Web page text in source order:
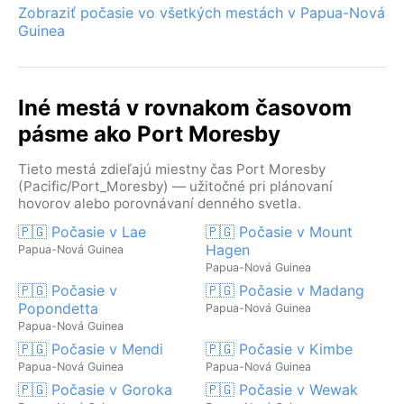
Zobraziť počasie vo všetkých mestách v Papua-Nová
Guinea
Iné mestá v rovnakom časovom
pásme ako Port Moresby
Tieto mestá zdieľajú miestny čas Port Moresby
(Pacific/Port_Moresby) — užitočné pri plánovaní
hovorov alebo porovnávaní denného svetla.
🇵🇬 Počasie v Lae
Papua-Nová Guinea
🇵🇬 Počasie v Mount
Hagen
Papua-Nová Guinea
🇵🇬 Počasie v
Popondetta
Papua-Nová Guinea
🇵🇬 Počasie v Madang
Papua-Nová Guinea
🇵🇬 Počasie v Mendi
Papua-Nová Guinea
🇵🇬 Počasie v Kimbe
Papua-Nová Guinea
🇵🇬 Počasie v Goroka 🇵🇬 Počasie v Wewak